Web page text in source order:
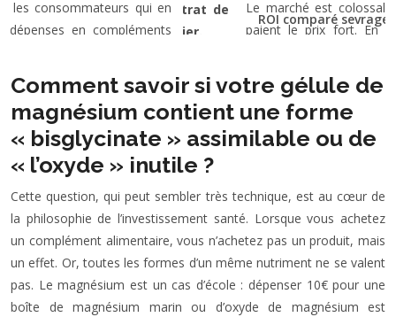
ROI comparé
Comment savoir si votre gélule de
magnésium contient une forme
« bisglycinate » assimilable ou de
« l’oxyde » inutile ?
Cette question, qui peut sembler très technique, est au cœur de
la philosophie de l’investissement santé. Lorsque vous achetez
un complément alimentaire, vous n’achetez pas un produit, mais
un effet. Or, toutes les formes d’un même nutriment ne se valent
pas. Le magnésium est un cas d’école : dépenser 10€ pour une
boîte de magnésium marin ou d’oxyde de magnésium est